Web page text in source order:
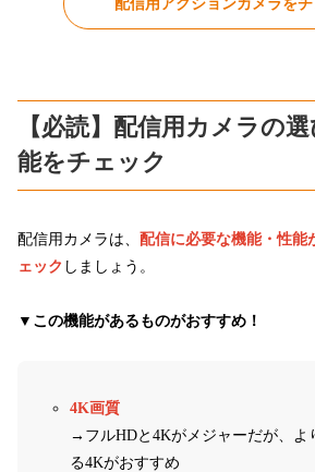
配信用アクションカメラをチ
【必読】配信用カメラの
能をチェック
配信用カメラは、 配信に必要な機能・性能
ェック しましょう。
▼この機能があるものがおすすめ！
4K画質
→フルHDと4Kがメジャーだが、よ
る4Kがおすすめ